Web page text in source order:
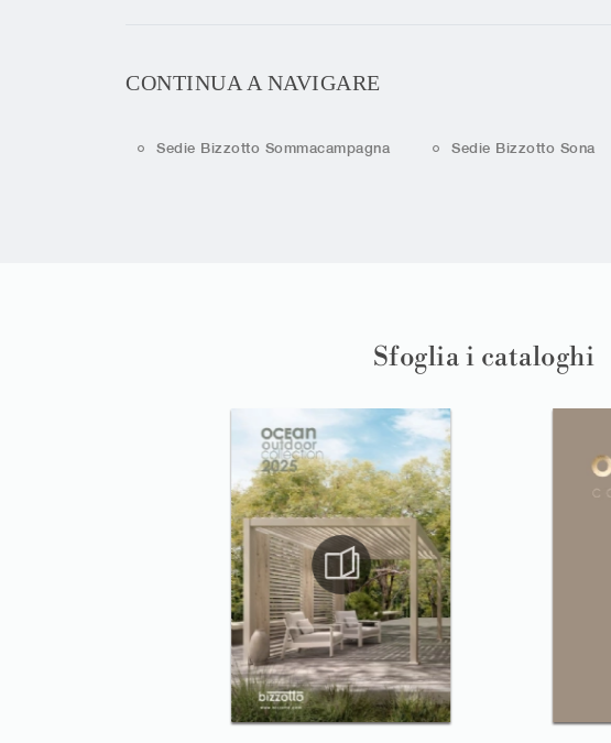
CONTINUA A NAVIGARE
Sedie Bizzotto Sommacampagna Sedie Bizzotto Sona
Sfoglia i cataloghi